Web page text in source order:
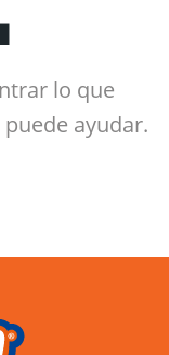
lo que
ayudar.